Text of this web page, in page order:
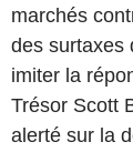
marchés
des surtaxes
imiter la
Trésor Scott
alerté sur la